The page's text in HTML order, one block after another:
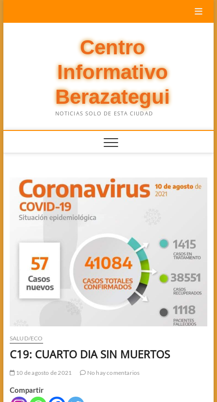
Centro
Informativo
Berazategui
NOTICIAS SOLO DE ESTA CIUDAD
SALUD/ECO
C19: CUARTO DIA SIN MUERTOS
10 de agosto de 2021 No hay comentarios
Compartir